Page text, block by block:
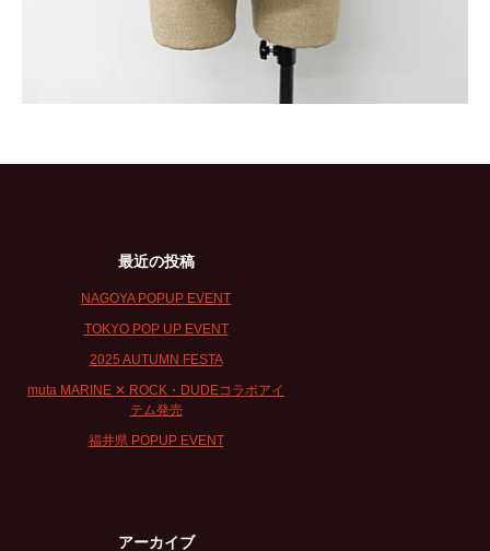
最近の投稿
NAGOYA POPUP EVENT
TOKYO POP UP EVENT
2025 AUTUMN FESTA
muta MARINE ✕ ROCK・DUDEコラボアイ
テム発売
福井県 POPUP EVENT
アーカイブ